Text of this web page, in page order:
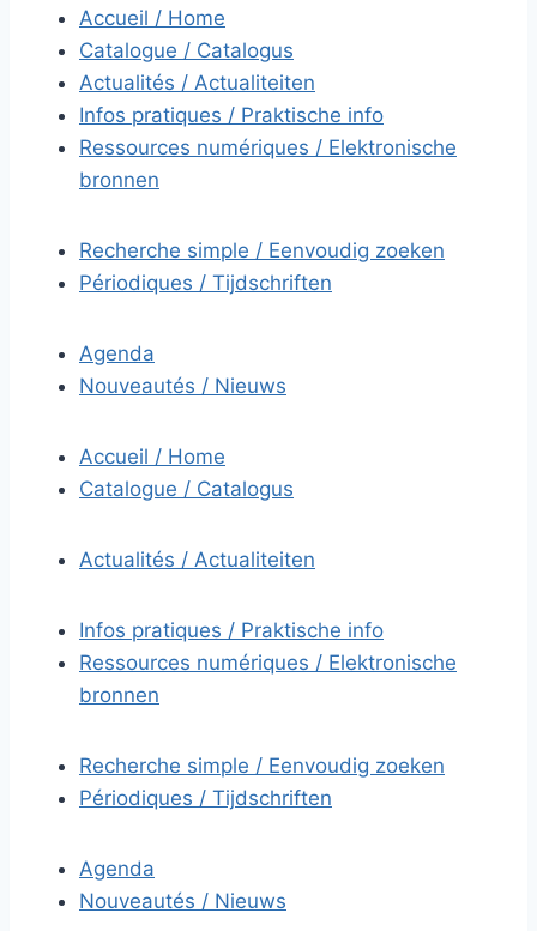
Accueil / Home
Catalogue / Catalogus
Actualités / Actualiteiten
Infos pratiques / Praktische info
Ressources numériques / Elektronische
bronnen
Recherche simple / Eenvoudig zoeken
Périodiques / Tijdschriften
Agenda
Nouveautés / Nieuws
Accueil / Home
Catalogue / Catalogus
Actualités / Actualiteiten
Infos pratiques / Praktische info
Ressources numériques / Elektronische
bronnen
Recherche simple / Eenvoudig zoeken
Périodiques / Tijdschriften
Agenda
Nouveautés / Nieuws